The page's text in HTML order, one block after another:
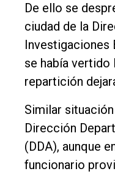
De ello se
ciudad de la
Investigaciones
se había vertido
repartición
Similar
Dirección
(DDA), aunque
funcionario